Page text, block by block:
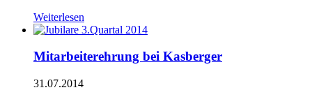
Weiterlesen
Mitarbeiterehrung bei Kasberger
31.07.2014